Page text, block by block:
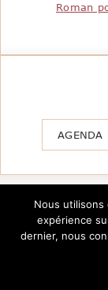
Roman
Copyright
Nous utilisons
expérience
dernier, nous